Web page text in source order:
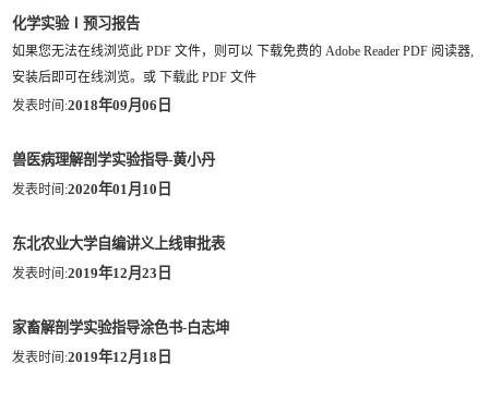
化学实验Ⅰ预习报告
如果您无法在线浏览此 PDF 文件，则可以 下载免费的 Adobe Reader PDF 阅读器,
安装后即可在线浏览。或 下载此 PDF 文件
发表时间:2018年09月06日
兽医病理解剖学实验指导-黄小丹
发表时间:2020年01月10日
东北农业大学自编讲义上线审批表
发表时间:2019年12月23日
家畜解剖学实验指导涂色书-白志坤
发表时间:2019年12月18日